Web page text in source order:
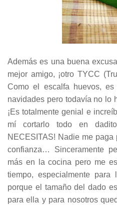
Además es una buena
mejor amigo, ¡otro TYCC
Como el escalfa huevos,
navidades pero todavía no lo
¡Es totalmente genial e
mí cortarlo todo en
NECESITAS! Nadie me
confianza… Sinceramente
más en la cocina pero me
tiempo, especialmente
porque el tamaño del dado
para ella y para nosotros